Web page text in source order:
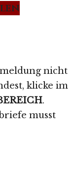
nicht
klicke im
.
musst